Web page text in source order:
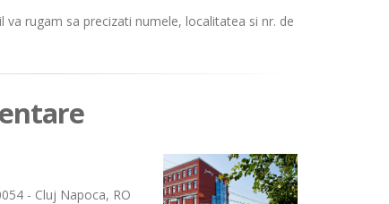
rugam sa precizati numele, localitatea si nr. de
- Cluj Napoca, RO